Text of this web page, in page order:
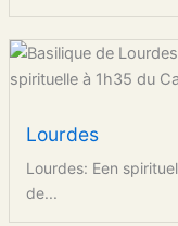
Lourdes
Lourdes: Een
de...